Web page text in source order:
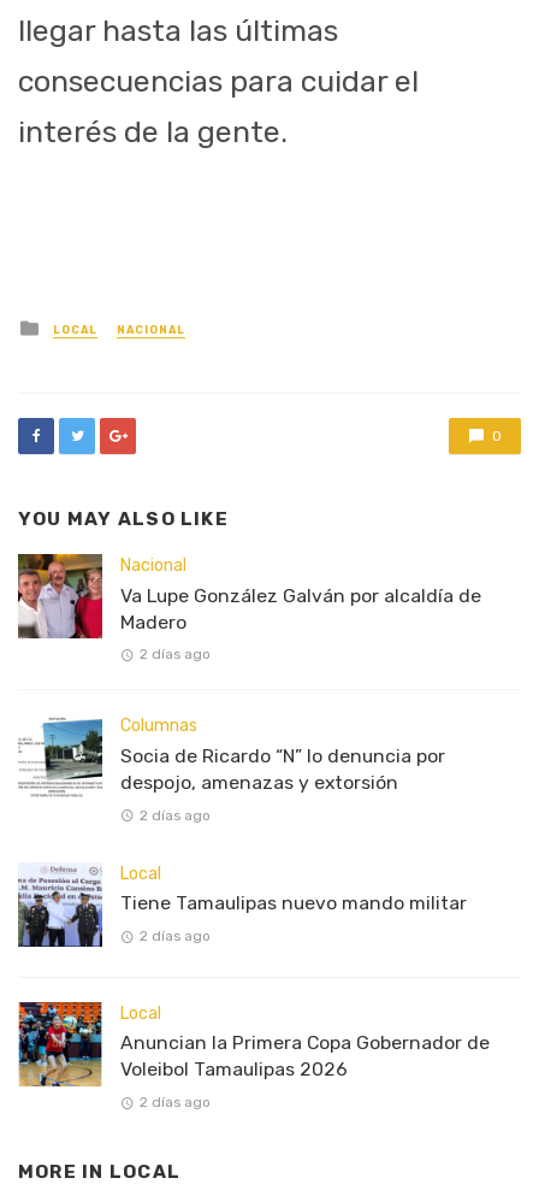
llegar hasta las últimas
consecuencias para cuidar el
interés de la gente.
Posted
in
LOCAL NACIONAL
0
YOU MAY ALSO LIKE
Nacional
Va Lupe González Galván por alcaldía de
Madero
2 días ago
Columnas
Socia de Ricardo “N” lo denuncia por
despojo, amenazas y extorsión
2 días ago
Local
Tiene Tamaulipas nuevo mando militar
2 días ago
Local
Anuncian la Primera Copa Gobernador de
Voleibol Tamaulipas 2026
2 días ago
MORE IN LOCAL